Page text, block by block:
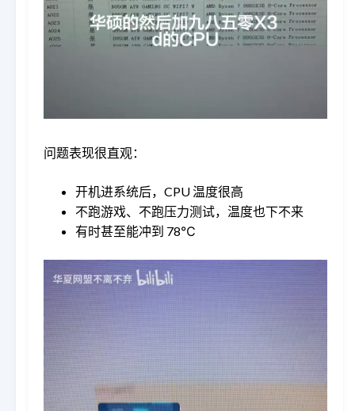
问题表现很直观：
开机进系统后，CPU 温度很高
不跑游戏、不跑压力测试，温度也下不来
有时甚至能冲到 78℃